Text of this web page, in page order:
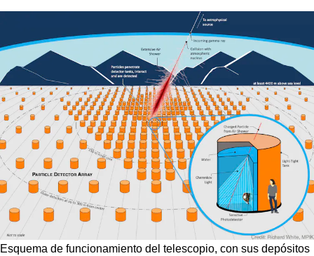
Esquema de funcionamiento del telescopio, con sus depósitos